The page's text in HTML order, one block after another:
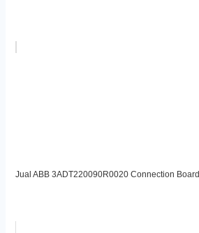
Jual ABB 3ADT220090R0020 Connection Board